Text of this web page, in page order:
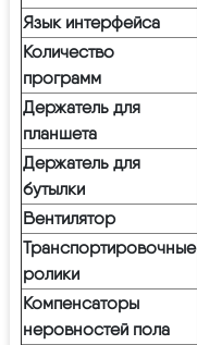
Язык интерфейса
Количество
программ
Держатель для
планшета
Держатель для
бутылки
Вентилятор
Транспортировочные
ролики
Компенсаторы
неровностей пола